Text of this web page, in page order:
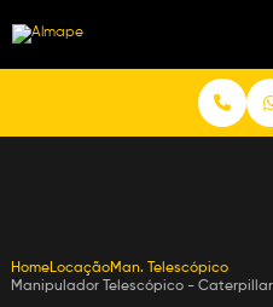
HomeLocaçãoMan. Telescópico
Manipulador Telescópico - Caterpillar